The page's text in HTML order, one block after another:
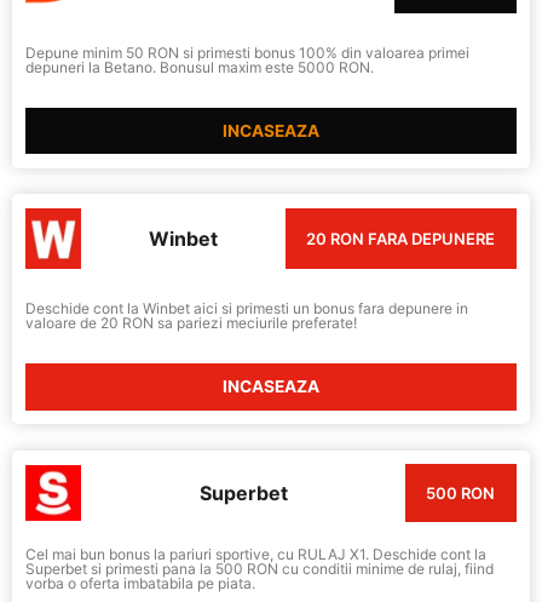
Depune minim 50 RON si primesti bonus 100% din valoarea primei
depuneri la Betano. Bonusul maxim este 5000 RON.
INCASEAZA
Winbet 20 RON FARA DEPUNERE
Deschide cont la Winbet aici si primesti un bonus fara depunere in
valoare de 20 RON sa pariezi meciurile preferate!
INCASEAZA
Superbet 500 RON
Cel mai bun bonus la pariuri sportive, cu RULAJ X1. Deschide cont la
Superbet si primesti pana la 500 RON cu conditii minime de rulaj, fiind
vorba o oferta imbatabila pe piata.